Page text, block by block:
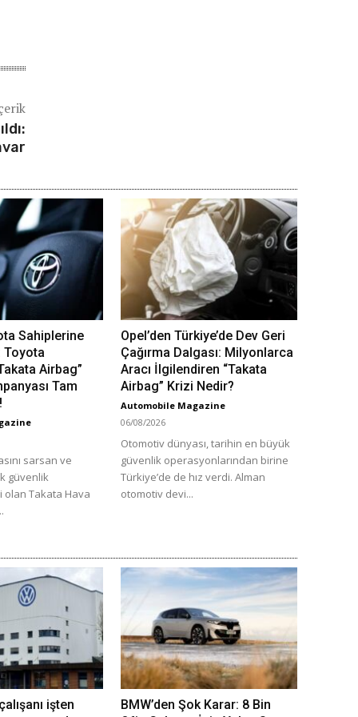
Sahiplerine
Toyota
Airbag”
Tam
sarsan ve
güvenlik
Takata Hava
Opel’den Türkiye’de Dev Geri
Çağırma Dalgası: Milyonlarca
Aracı İlgilendiren “Takata
Airbag” Krizi Nedir?
Automobile Magazine
06/08/2026
Otomotiv dünyası, tarihin en büyük
güvenlik operasyonlarından birine
Türkiye’de de hız verdi. Alman
otomotiv devi...
işten
BMW’den Şok Karar: 8 Bin